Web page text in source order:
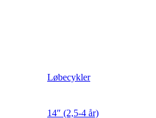
Løbecykler
14″ (2,5-4 år)